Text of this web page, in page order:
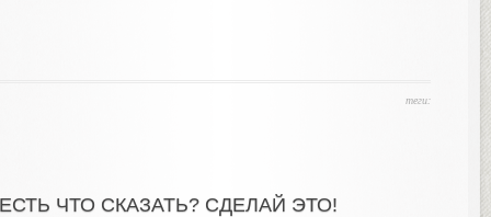
теги:
ЧТО СКАЗАТЬ? СДЕЛАЙ ЭТО!